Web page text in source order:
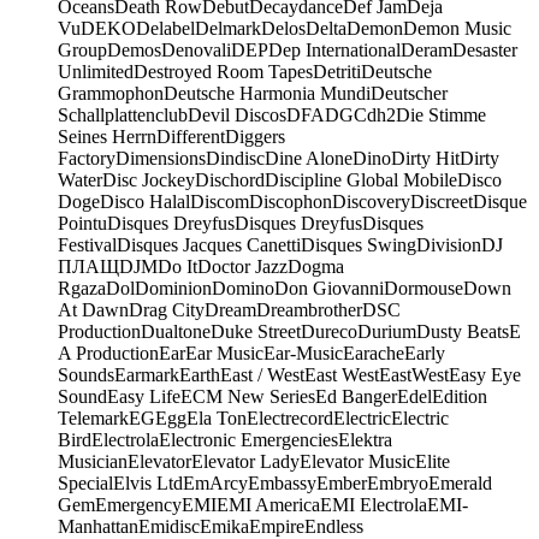
OceansDeath RowDebutDecaydanceDef JamDeja
VuDEKODelabelDelmarkDelosDeltaDemonDemon Music
GroupDemosDenovaliDEPDep InternationalDeramDesaster
UnlimitedDestroyed Room TapesDetritiDeutsche
GrammophonDeutsche Harmonia MundiDeutscher
SchallplattenclubDevil DiscosDFADGCdh2Die Stimme
Seines HerrnDifferentDiggers
FactoryDimensionsDindiscDine AloneDinoDirty HitDirty
WaterDisc JockeyDischordDiscipline Global MobileDisco
DogeDisco HalalDiscomDiscophonDiscoveryDiscreetDisque
PointuDisques DreyfusDisques DreyfusDisques
FestivalDisques Jacques CanettiDisques SwingDivisionDJ
ПЛАЩDJMDo ItDoctor JazzDogma
RgazaDolDominionDominoDon GiovanniDormouseDown
At DawnDrag CityDreamDreambrotherDSC
ProductionDualtoneDuke StreetDurecoDuriumDusty BeatsE
A ProductionEarEar MusicEar-MusicEaracheEarly
SoundsEarmarkEarthEast / WestEast WestEastWestEasy Eye
SoundEasy LifeECM New SeriesEd BangerEdelEdition
TelemarkEGEggEla TonElectrecordElectricElectric
BirdElectrolaElectronic EmergenciesElektra
MusicianElevatorElevator LadyElevator MusicElite
SpecialElvis LtdEmArcyEmbassyEmberEmbryoEmerald
GemEmergencyEMIEMI AmericaEMI ElectrolaEMI-
ManhattanEmidiscEmikaEmpireEndless